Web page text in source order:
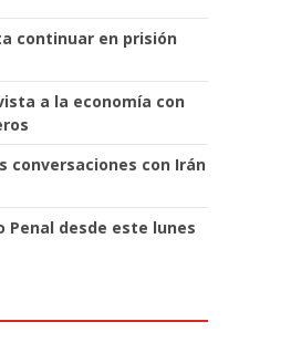
continuar en prisión
a la economía con
conversaciones con Irán
Penal desde este lunes